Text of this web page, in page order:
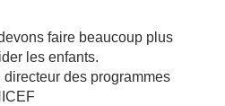
faire beaucoup plus
les enfants.
des programmes